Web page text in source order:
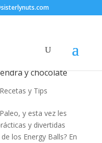
y chocolate
Recetas y Tips
y esta vez les
y divertidas
los Energy Balls? En